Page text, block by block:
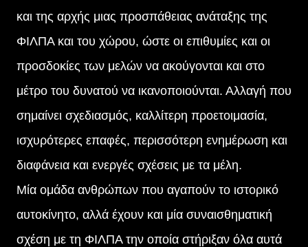
και της αρχής μιας προσπάθειας ανάταξης της
ΦΙΛΠΑ και του χώρου, ώστε οι επιθυμίες και οι
προσδοκίες των μελών να ακούγονται και στο
μέτρο του δυνατού να ικανοποιούνται. Αλλαγή που
σημαίνει σχεδιασμός, καλλίτερη προετοιμασία,
ισχυρότερες επαφές, περισσότερη ενημέρωση και
διαφάνεια και ενεργές σχέσεις με τα μέλη.
Μία ομάδα ανθρώπων που αγαπούν το ιστορικό
αυτοκίνητο, αλλά έχουν και μία συναισθηματική
σχέση με τη ΦΙΛΠΑ την οποία στήριξαν όλα αυτά